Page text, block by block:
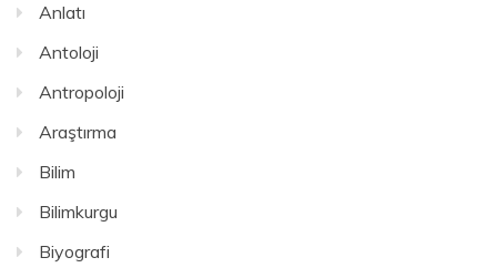
Anlatı
Antoloji
Antropoloji
Araştırma
Bilim
Bilimkurgu
Biyografi